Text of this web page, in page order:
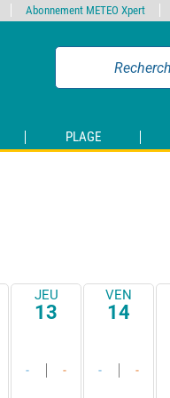
PLAGE
JEU
13
- -
VEN
14
- -
Abonnement METEO Xpert